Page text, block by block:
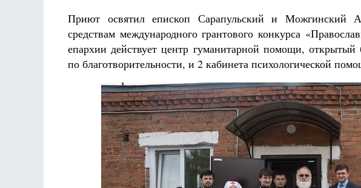
Приют освятил епископ Сарапульский и Можгинский
средствам международного грантового конкурса
епархии действует центр гуманитарной помощи, открытый
по благотворительности, и 2 кабинета психологической